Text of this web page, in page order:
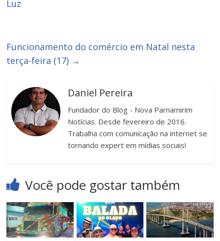
Luz
Funcionamento do comércio em Natal nesta
terça-feira (17) →
Daniel Pereira
Fundador do Blog - Nova Parnamirim
Notícias. Desde fevereiro de 2016.
Trabalha com comunicação na internet se
tornando expert em mídias sociais!
Você pode gostar também